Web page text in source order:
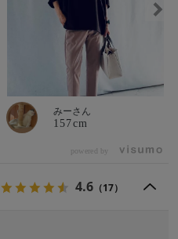
みーさん
157cm
powered by
4.6 （17）